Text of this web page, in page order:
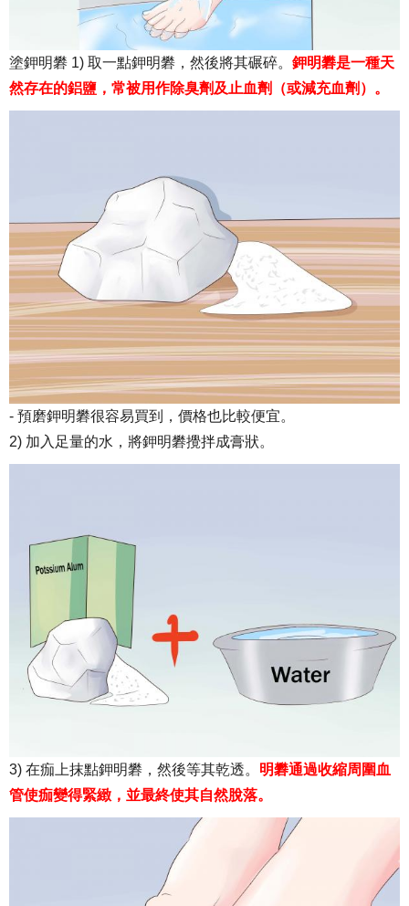
塗鉀明礬 1) 取一點鉀明礬，然後將其碾碎。 鉀明礬是一種天
然存在的鋁鹽，常被用作除臭劑及止血劑（或減充血劑）。
- 預磨鉀明礬很容易買到，價格也比較便宜。
2) 加入足量的水，將鉀明礬攪拌成膏狀。
3) 在痂上抹點鉀明礬，然後等其乾透。 明礬通過收縮周圍血
管使痂變得緊緻，並最終使其自然脫落。